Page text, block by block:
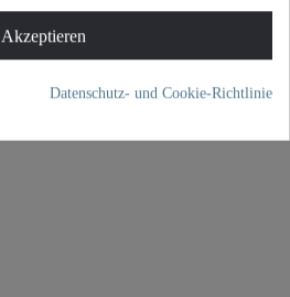
Akzeptieren
Datenschutz- und Cookie-Richtlinie